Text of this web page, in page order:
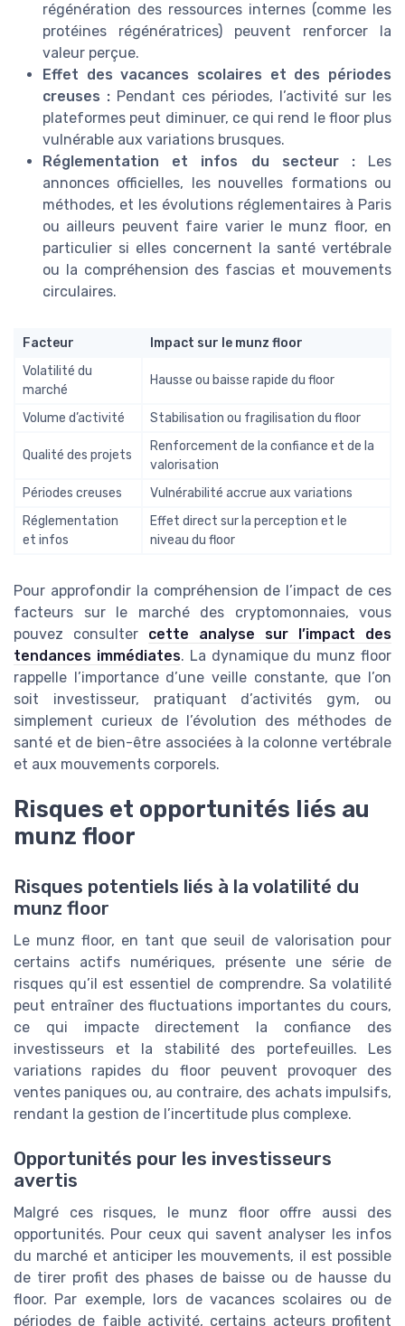
régénération des ressources internes (comme les
protéines régénératrices) peuvent renforcer la
valeur perçue.
Effet des vacances scolaires et des périodes
creuses : Pendant ces périodes, l’activité sur les
plateformes peut diminuer, ce qui rend le floor plus
vulnérable aux variations brusques.
Réglementation et infos du secteur :Les
annonces officielles, les nouvelles formations ou
méthodes, et les évolutions réglementaires à Paris
ou ailleurs peuvent faire varier le munz floor, en
particulier si elles concernent la santé vertébrale
ou la compréhension des fascias et mouvements
circulaires.
Facteur
Impact sur le munz floor
Volatilité du
marché
Hausse ou baisse rapide du floor
Volume d’activité Stabilisation ou fragilisation du floor
Qualité des projets
Renforcement de la confiance et de la
valorisation
Périodes creuses
Vulnérabilité accrue aux variations
Réglementation
et infos
Effet direct sur la perception et le
niveau du floor
Pour approfondir la compréhension de l’impact de ces
facteurs sur le marché des cryptomonnaies, vous
pouvez consulter cette analyse sur l’impact des
tendances immédiates. La dynamique du munz floor
rappelle l’importance d’une veille constante, que l’on
soit investisseur, pratiquant d’activités gym, ou
simplement curieux de l’évolution des méthodes de
santé et de bien-être associées à la colonne vertébrale
et aux mouvements corporels.
Risques et opportunités liés au
munz floor
Risques potentiels liés à la volatilité du
munz floor
Le munz floor, en tant que seuil de valorisation pour
certains actifs numériques, présente une série de
risques qu’il est essentiel de comprendre. Sa volatilité
peut entraîner des fluctuations importantes du cours,
ce qui impacte directement la confiance des
investisseurs et la stabilité des portefeuilles. Les
variations rapides du floor peuvent provoquer des
ventes paniques ou, au contraire, des achats impulsifs,
rendant la gestion de l’incertitude plus complexe.
Opportunités pour les investisseurs
avertis
Malgré ces risques, le munz floor offre aussi des
opportunités. Pour ceux qui savent analyser les infos
du marché et anticiper les mouvements, il est possible
de tirer profit des phases de baisse ou de hausse du
floor. Par exemple, lors de vacances scolaires ou de
périodes de faible activité, certains acteurs profitent